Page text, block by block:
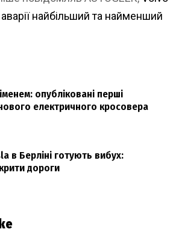
найбільший та найменший
опубліковані перші
електричного кросовера
в Берліні готують вибух:
дороги